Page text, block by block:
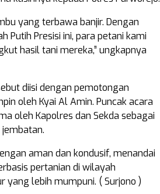
yang terbawa banjir. Dengan
Putih Presisi ini, para petani kami
hasil tani mereka,” ungkapnya
diisi dengan pemotongan
oleh Kyai Al Amin. Puncak acara
oleh Kapolres dan Sekda sebagai
aman dan kondusif, menandai
pertanian di wilayah
lebih mumpuni. ( Surjono )